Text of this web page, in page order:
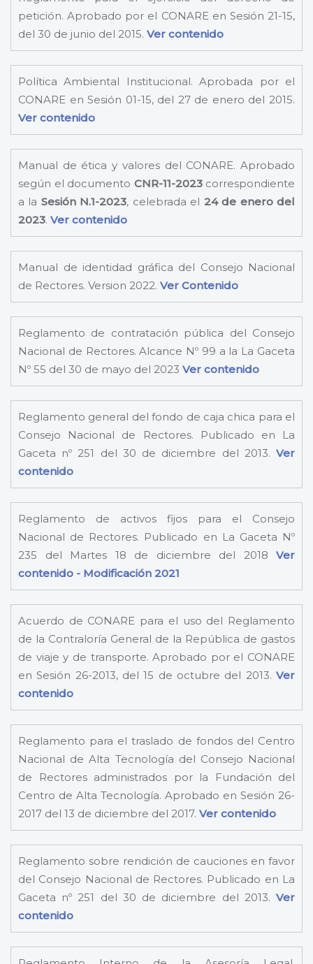
petición. Aprobado por el CONARE en Sesión 21-15,
del 30 de junio del 2015. Ver contenido
Política Ambiental Institucional. Aprobada por el
CONARE en Sesión 01-15, del 27 de enero del 2015.
Ver contenido
Manual de ética y valores del CONARE. Aprobado
según el documento CNR-11-2023correspondiente
a la Sesión N.1-2023, celebrada el 24 de enero del
2023. Ver contenido
Manual de identidad gráfica del Consejo Nacional
de Rectores. Version 2022. Ver Contenido
Reglamento de contratación pública del Consejo
Nacional de Rectores. Alcance Nº 99 a la La Gaceta
Nº 55 del 30 de mayo del 2023 Ver contenido
Reglamento general del fondo de caja chica para el
Consejo Nacional de Rectores. Publicado en La
Gaceta nº 251 del 30 de diciembre del 2013. Ver
contenido
Reglamento de activos fijos para el Consejo
Nacional de Rectores. Publicado en La Gaceta Nº
235 del Martes 18 de diciembre del 2018 Ver
contenido - Modificación 2021
Acuerdo de CONARE para el uso del Reglamento
de la Contraloría General de la República de gastos
de viaje y de transporte. Aprobado por el CONARE
en Sesión 26-2013, del 15 de octubre del 2013. Ver
contenido
Reglamento para el traslado de fondos del Centro
Nacional de Alta Tecnología del Consejo Nacional
de Rectores administrados por la Fundación del
Centro de Alta Tecnología. Aprobado en Sesión 26-
2017 del 13 de diciembre del 2017. Ver contenido
Reglamento sobre rendición de cauciones en favor
del Consejo Nacional de Rectores. Publicado en La
Gaceta nº 251 del 30 de diciembre del 2013. Ver
contenido